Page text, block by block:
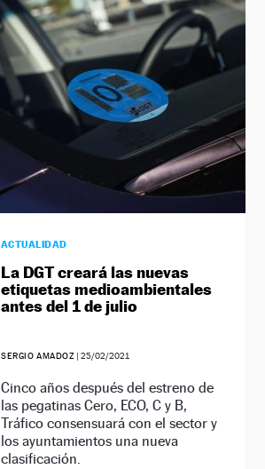
ACTUALIDAD
La DGT creará las nuevas
etiquetas medioambientales
antes del 1 de julio
SERGIO AMADOZ |25/02/2021
Cinco años después del estreno de
las pegatinas Cero, ECO, C y B,
Tráfico consensuará con el sector y
los ayuntamientos una nueva
clasificación.